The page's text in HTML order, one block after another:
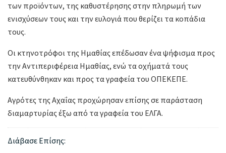
των προϊόντων, της καθυστέρησης στην πληρωμή των
ενισχύσεων τους και την ευλογιά που θερίζει τα κοπάδια
τους.
Οι κτηνοτρόφοι της Ημαθίας επέδωσαν ένα ψήφισμα προς
την Αντιπεριφέρεια Ημαθίας, ενώ τα οχήματά τους
κατευθύνθηκαν και προς τα γραφεία του ΟΠΕΚΕΠΕ.
Αγρότες της Αχαΐας προχώρησαν επίσης σε παράσταση
διαμαρτυρίας έξω από τα γραφεία του ΕΛΓΑ.
Διάβασε Επίσης: